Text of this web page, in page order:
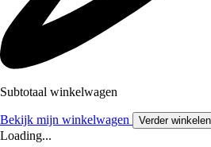
Subtotaal winkelwagen
Bekijk mijn winkelwagen Verder winkelen
Loading...